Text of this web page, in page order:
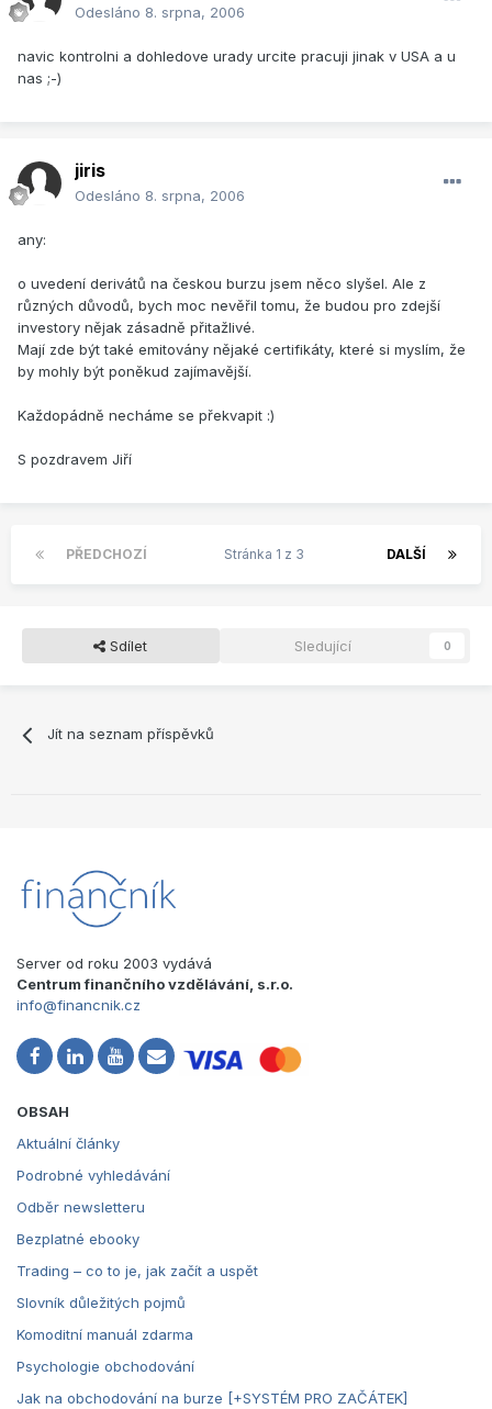
Odesláno 8. srpna, 2006
navic kontrolni a dohledove urady urcite pracuji jinak v USA a u
nas ;-)
jiris
Odesláno 8. srpna, 2006
any:
o uvedení derivátů na českou burzu jsem něco slyšel. Ale z
různých důvodů, bych moc nevěřil tomu, že budou pro zdejší
investory nějak zásadně přitažlivé.
Mají zde být také emitovány nějaké certifikáty, které si myslím, že
by mohly být poněkud zajímavější.
Každopádně necháme se překvapit :)
S pozdravem Jiří
PŘEDCHOZÍ DALŠÍ
Stránka 1 z 3
Sdílet Sledující 0
Jít na seznam příspěvků
Server od roku 2003 vydává
Centrum finančního vzdělávání, s.r.o.
info@financnik.cz
OBSAH
Aktuální články
Podrobné vyhledávání
Odběr newsletteru
Bezplatné ebooky
Trading – co to je, jak začít a uspět
Slovník důležitých pojmů
Komoditní manuál zdarma
Psychologie obchodování
Jak na obchodování na burze [+SYSTÉM PRO ZAČÁTEK]